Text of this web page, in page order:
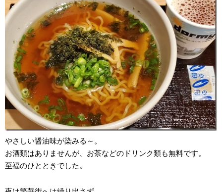
やさしい醤油味が染みる～。
お酒類はありませんが、お茶などのドリンク類も無料です。
至福のひとときでした。